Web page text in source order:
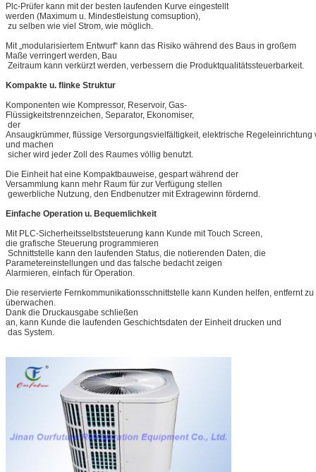
Plc-Prüfer kann mit der besten laufenden Kurve eingestellt
werden (Maximum u. Mindestleistung comsuption),
zu selben wie viel Strom, wie möglich.
Mit „modularisiertem Entwurf“ kann das Risiko während des Baus in großem
Maße verringert werden, Bau
Zeitraum kann verkürzt werden, verbessern die Produktqualitätssteuerbarkeit.
Kompakte u. flinke Struktur
Komponenten wie Kompressor, Reservoir, Gas-
Flüssigkeitstrennzeichen, Separator, Ekonomiser,
der
Ansaugkrümmer, flüssige Versorgungsvielfältigkeit, elektrische
und machen
sicher wird jeder Zoll des Raumes völlig benutzt.
Die Einheit hat eine Kompaktbauweise, gespart während der
Versammlung kann mehr Raum für zur Verfügung stellen
gewerbliche Nutzung, den Endbenutzer mit Extragewinn fördernd.
Einfache Operation u. Bequemlichkeit
Mit PLC-Sicherheitsselbststeuerung kann Kunde mit Touch Screen,
die grafische Steuerung programmieren
Schnittstelle kann den laufenden Status, die notierenden Daten, die
Parametereinstellungen und das falsche bedacht zeigen
Alarmieren, einfach für Operation.
Die reservierte Fernkommunikationsschnittstelle kann Kunden helfen, entfernt zu
überwachen.
Dank die Druckausgabe schließen
an, kann Kunde die laufenden Geschichtsdaten der Einheit drucken und
das System.